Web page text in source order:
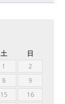
土 日
1
2
8
9
15
16